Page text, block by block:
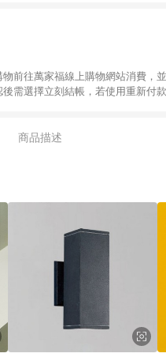
前往萬家福線上購物網站消費，
需選擇立刻結帳，若使用重新付
盛通生活事業股份有限公司方進
商品描述